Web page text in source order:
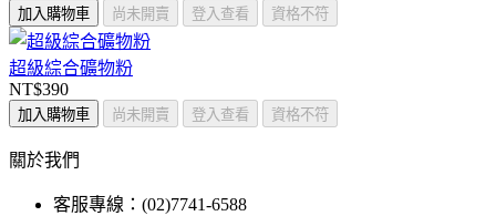
加入購物車 尚未開賣 登入查看 資格不符
超級綜合礦物粉
NT$390
加入購物車 尚未開賣 登入查看 資格不符
關於我們
客服專線：(02)7741-6588